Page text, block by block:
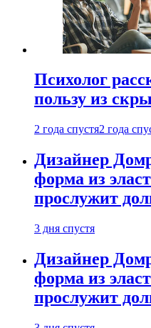
Психолог
пользу из
2 года спустя2 года
Дизайнер
форма из
прослужит
3 дня спустя
Дизайнер
форма из
прослужит